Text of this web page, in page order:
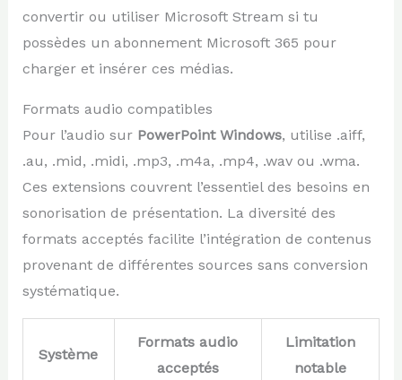
convertir ou utiliser Microsoft Stream si tu
possèdes un abonnement Microsoft 365 pour
charger et insérer ces médias.
Formats audio compatibles
Pour l’audio sur PowerPoint Windows, utilise .aiff,
.au, .mid, .midi, .mp3, .m4a, .mp4, .wav ou .wma.
Ces extensions couvrent l’essentiel des besoins en
sonorisation de présentation. La diversité des
formats acceptés facilite l’intégration de contenus
provenant de différentes sources sans conversion
systématique.
Système
Formats audio
acceptés
Limitation
notable